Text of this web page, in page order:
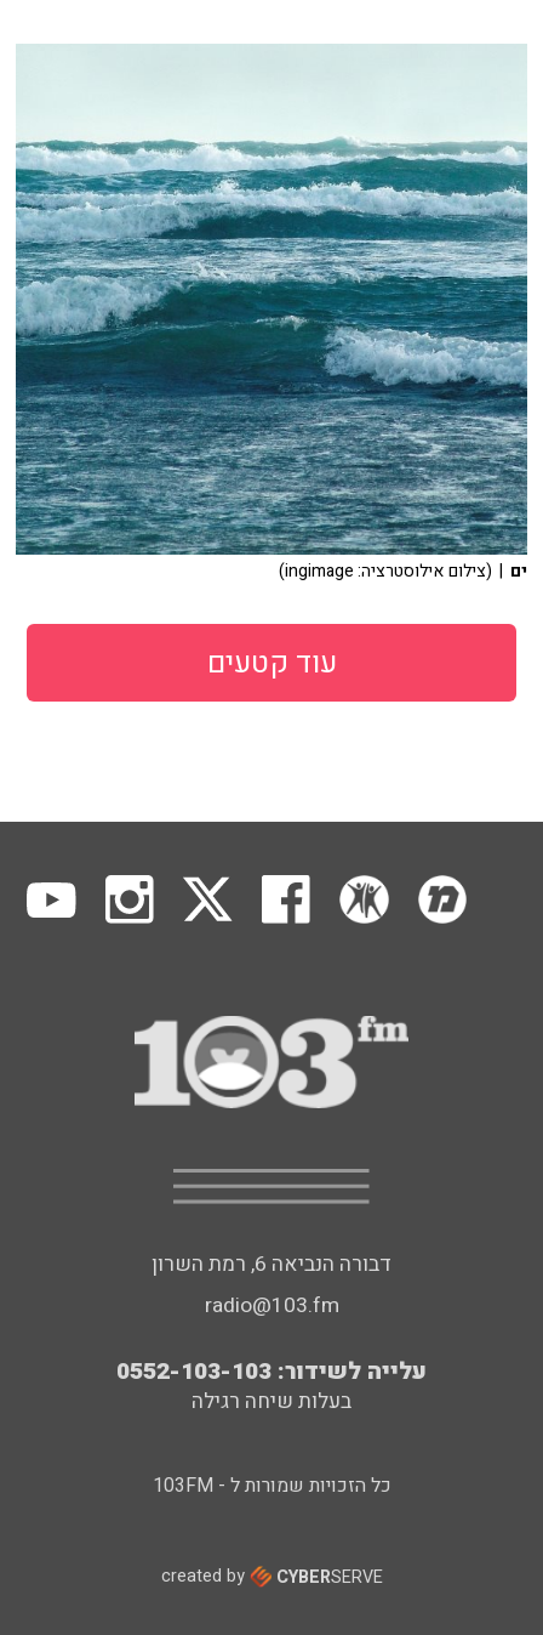
ים | (צילום אילוסטרציה: ingimage)
עוד קטעים
דבורה הנביאה 6, רמת השרון
radio@103.fm
עלייה לשידור: 0552-103-103
בעלות שיחה רגילה
כל הזכויות שמורות ל - 103FM
created by CYBERSERVE